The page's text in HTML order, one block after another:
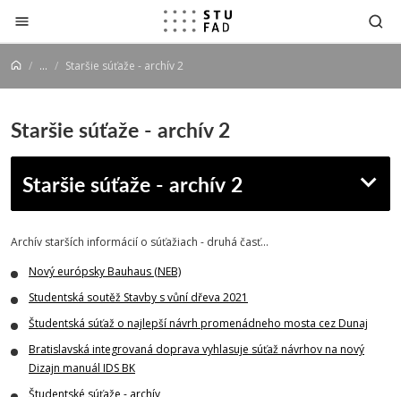
Prejsť na obsah
... Staršie súťaže - archív 2
Staršie súťaže - archív 2
Staršie súťaže - archív 2
Archív starších informácií o súťažiach - druhá časť...
Nový európsky Bauhaus (NEB)
Studentská soutěž Stavby s vůní dřeva 2021
Študentská súťaž o najlepší návrh promenádneho mosta cez Dunaj
Bratislavská integrovaná doprava vyhlasuje súťaž návrhov na nový
Dizajn manuál IDS BK
Študentské súťaže - archív